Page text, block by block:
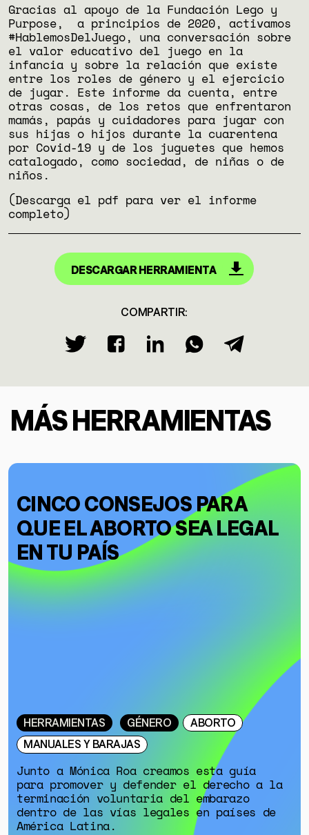
Gracias al apoyo de la Fundación Lego y
Purpose, a principios de 2020, activamos
#HablemosDelJuego, una conversación sobre
el valor educativo del juego en la
infancia y sobre la relación que existe
entre los roles de género y el ejercicio
de jugar. Este informe da cuenta, entre
otras cosas, de los retos que enfrentaron
mamás, papás y cuidadores para jugar con
sus hijas o hijos durante la cuarentena
por Covid-19 y de los juguetes que hemos
catalogado, como sociedad, de niñas o de
niños.
(Descarga el pdf para ver el informe
completo)
DESCARGAR HERRAMIENTA
COMPARTIR:
MÁS HERRAMIENTAS
CINCO CONSEJOS PARA
QUE EL ABORTO SEA LEGAL
EN TU PAÍS
HERRAMIENTAS GÉNERO
ABORTO
MANUALES Y BARAJAS
Junto a Mónica Roa creamos esta guía
para promover y defender el derecho a la
terminación voluntaria del embarazo
dentro de las vías legales en países de
América Latina.